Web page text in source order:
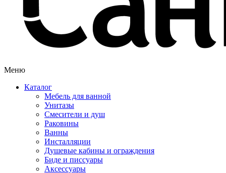
Меню
Каталог
Мебель для ванной
Унитазы
Смесители и душ
Раковины
Ванны
Инсталляции
Душевые кабины и ограждения
Биде и писсуары
Аксессуары